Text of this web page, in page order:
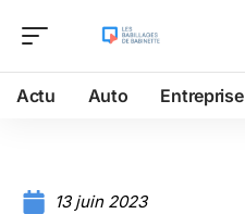
Actu Auto Entreprise
13 juin 2023